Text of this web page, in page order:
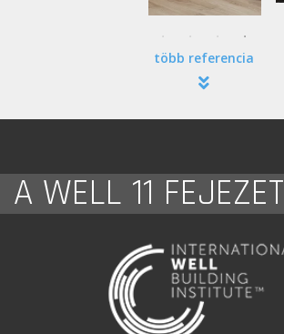
több referencia
A WELL 11